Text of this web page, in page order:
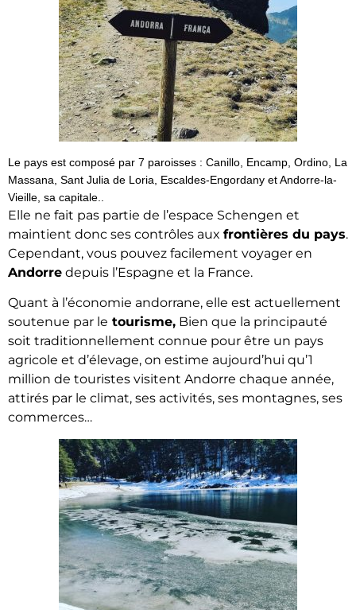
Le pays est composé par 7 paroisses : Canillo, Encamp, Ordino, La
Massana, Sant Julia de Loria, Escaldes-Engordany et Andorre-la-
Vieille, sa capitale..
Elle ne fait pas partie de l’espace Schengen et
maintient donc ses contrôles aux frontières du pays.
Cependant, vous pouvez facilement voyager en
Andorre depuis l’Espagne et la France.
Quant à l’économie andorrane, elle est actuellement
soutenue par le tourisme, Bien que la principauté
soit traditionnellement connue pour être un pays
agricole et d’élevage, on estime aujourd’hui qu’1
million de touristes visitent Andorre chaque année,
attirés par le climat, ses activités, ses montagnes, ses
commerces…